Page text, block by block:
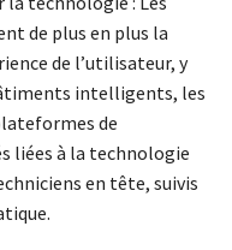
de plus en plus la
de l’utilisateur, y
intelligents, les
de
liées à la technologie
en tête, suivis